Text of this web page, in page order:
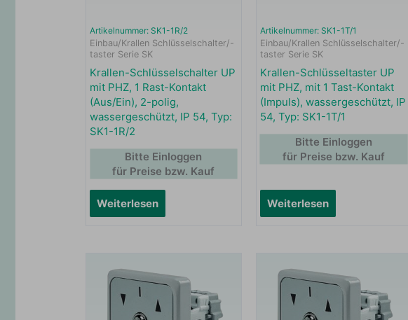
Artikelnummer: SK1-1R/2
Einbau/Krallen Schlüsselschalter/-
taster Serie SK
Krallen-Schlüsselschalter UP
mit PHZ, 1 Rast-Kontakt
(Aus/Ein), 2-polig,
wassergeschützt, IP 54, Typ:
SK1-1R/2
Weiterlesen
Bitte Einloggen
für Preise bzw. Kauf
Artikelnummer: SK1-1T/1
Einbau/Krallen Schlüsselschalter/-
taster Serie SK
Krallen-Schlüsseltaster UP
mit PHZ, mit 1 Tast-Kontakt
(Impuls), wassergeschützt, IP
54, Typ: SK1-1T/1
Weiterlesen
Bitte Einloggen
für Preise bzw. Kauf